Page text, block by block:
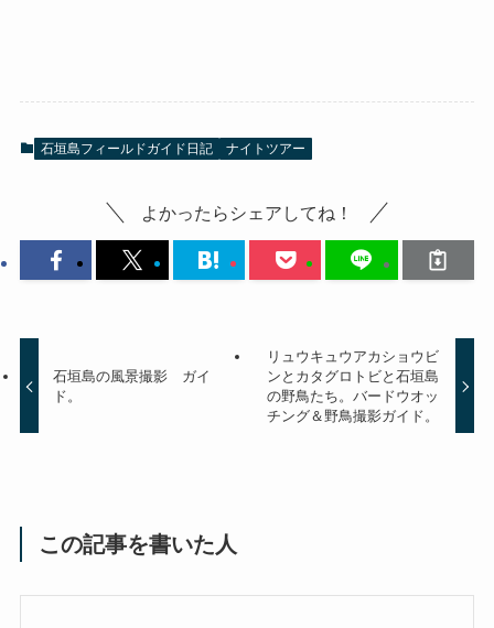
石垣島フィールドガイド日記 ナイトツアー
よかったらシェアしてね！
石垣島の風景撮影 ガイ
ド。
リュウキュウアカショウビ
ンとカタグロトビと石垣島
の野鳥たち。バードウオッ
チング＆野鳥撮影ガイド。
この記事を書いた人